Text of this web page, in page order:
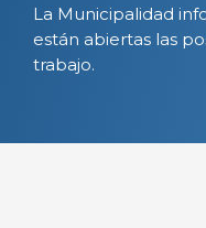
La Municipalidad
están abiertas las
trabajo.